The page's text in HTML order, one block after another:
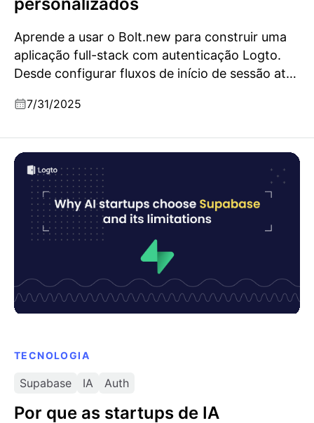
Aprende a usar o Bolt.new para construir uma
aplicação full-stack com autenticação Logto.
Desde configurar fluxos de início de sessão até
sociais, este guia cobre tanto a configuração
7/31/2025
TECNOLOGIA
Supabase IA Auth
Por que as startups de IA
Por que as startups de IA escolhem o Supabase e
onde ele falha